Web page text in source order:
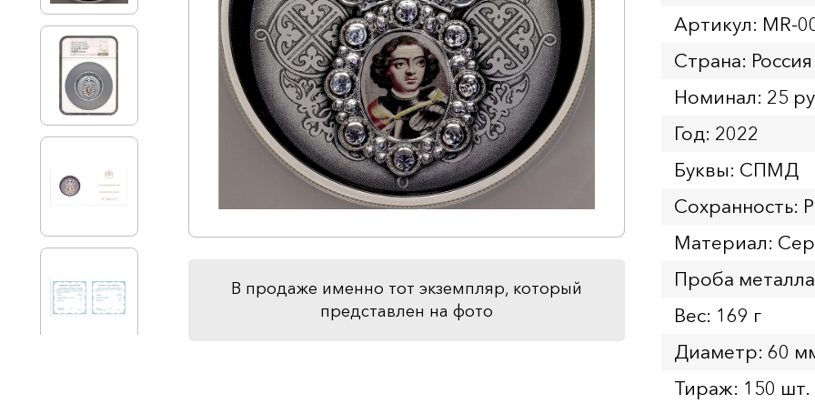
В продаже именно тот экземпляр, который
представлен на фото
Артикул: MR-
Страна: Россия
Номинал: 25
Год: 2022
Буквы: СПМД
Сохранность:
Материал:
Проба
Вес: 169 г
Диаметр: 60
Тираж: 150 шт.